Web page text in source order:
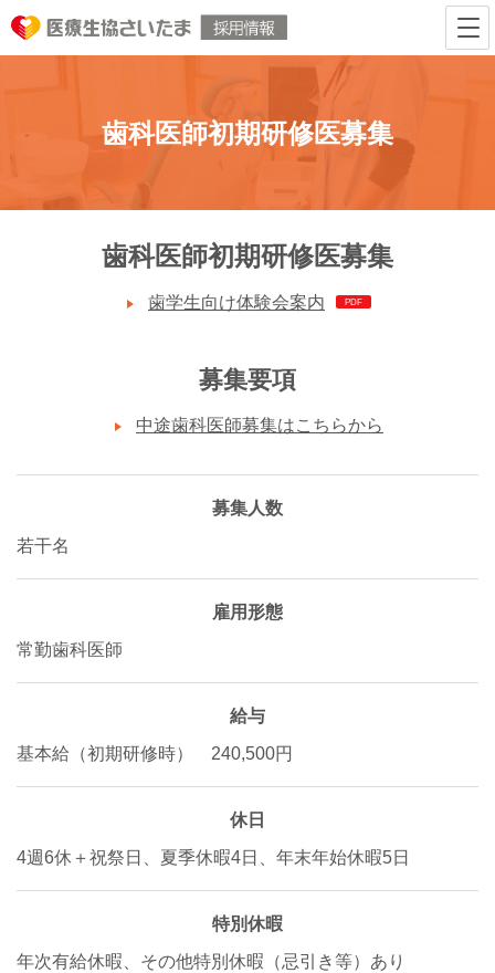
歯科医師初期研修医募集
歯科医師初期研修医募集
歯学生向け体験会案内
募集要項
中途歯科医師募集はこちらから
募集人数
若干名
雇用形態
常勤歯科医師
給与
基本給（初期研修時） 240,500円
休日
4週6休＋祝祭日、夏季休暇4日、年末年始休暇5日
特別休暇
年次有給休暇、その他特別休暇（忌引き等）あり